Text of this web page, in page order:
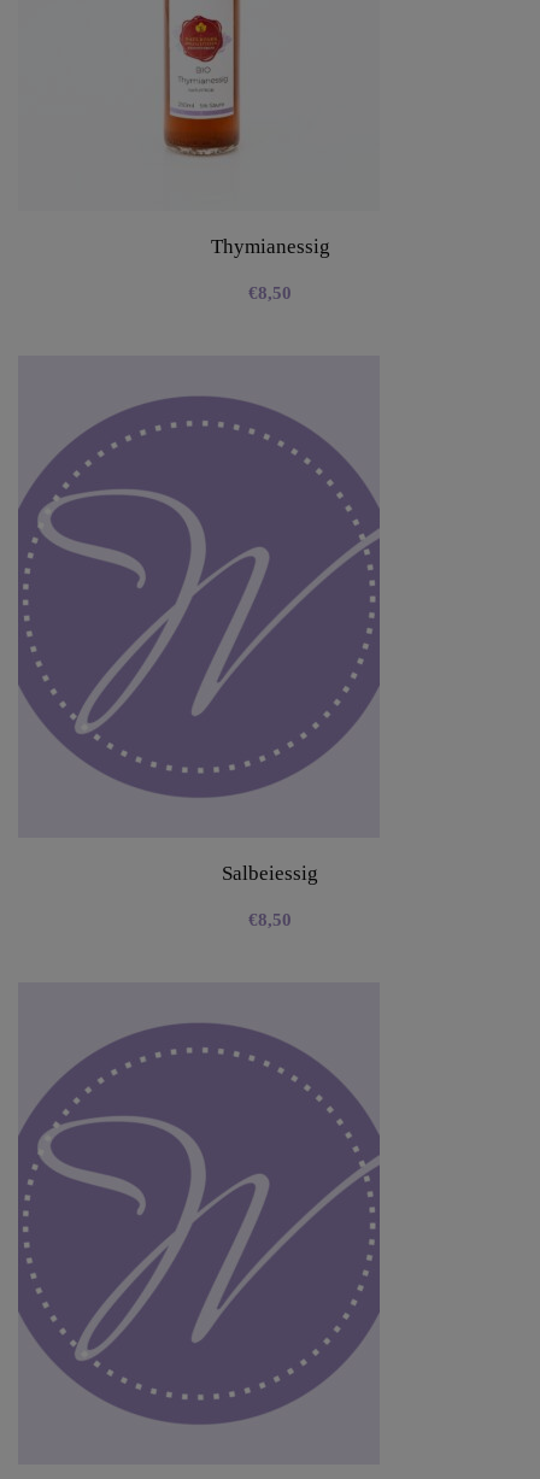
Thymianessig
€8,50
Salbeiessig
€8,50